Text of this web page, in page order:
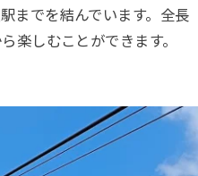
までを結んでいます。全長
楽しむことができます。